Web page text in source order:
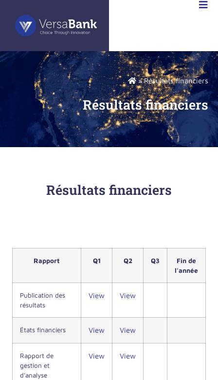
»Résultats financiers
Résultats financiers
Résultats financiers
Rapport Q1 Q2 Q3
Fin de
l’année
Publication des
résultats
View View
États financiers View View
Rapport de
gestion et
d’analyse
View View